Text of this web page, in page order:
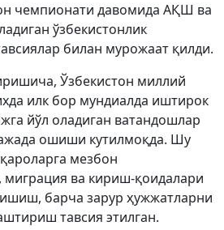
чемпионати давомида АҚШ ва
ўзбекистонлик
билан мурожаат қилди.
Ўзбекистон миллий
илк бор мундиалда иштирок
йўл оладиган ватандошлар
ошиши кутилмоқда. Шу
мезбон
миграция ва кириш-қоидалари
барча зарур ҳужжатларни
тавсия этилган.